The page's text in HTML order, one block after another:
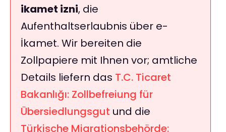
ikamet izni, die
Aufenthaltserlaubnis über e-
İkamet. Wir bereiten die
Zollpapiere mit Ihnen vor; amtliche
Details liefern das T.C. Ticaret
Bakanlığı: Zollbefreiung für
Übersiedlungsgut und die
Türkische Migrationsbehörde: